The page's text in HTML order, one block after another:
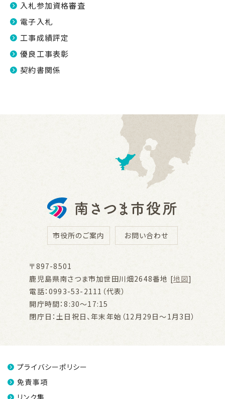
入札参加資格審査
電子入札
工事成績評定
優良工事表彰
契約書関係
市役所のご案内 お問い合わせ
〒897-8501
鹿児島県南さつま市加世田川畑2648番地 [地図]
電話：0993-53-2111（代表）
開庁時間：8:30～17:15
閉庁日：土日祝日、年末年始（12月29日～1月3日）
プライバシーポリシー
免責事項
リンク集